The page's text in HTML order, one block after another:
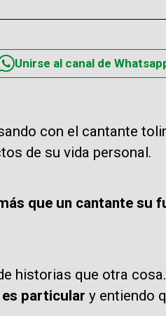
Unirse al canal de
con el cantante
de su vida personal.
que un cantante su
historias que otra cosa.
particular y entiendo